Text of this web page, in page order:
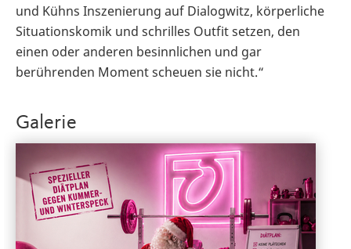
und Kühns Inszenierung auf Dialogwitz, körperliche
Situationskomik und schrilles Outfit setzen, den
einen oder anderen besinnlichen und gar
berührenden Moment scheuen sie nicht.“
Galerie